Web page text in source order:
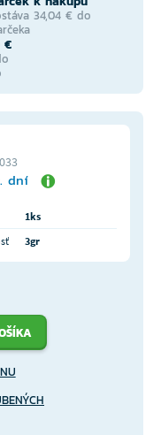
34,04 € do
€
dní
1ks
3gr